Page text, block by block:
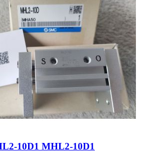
10D1 MHL2-10D1